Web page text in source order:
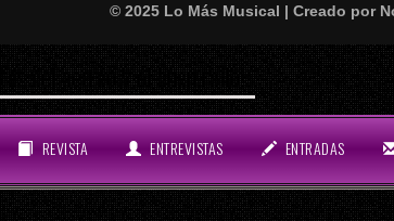
© 2025 Lo Más Musical | Creado por
del perreo y el buen rollo!
REVISTA ENTREVISTAS ENTRADAS